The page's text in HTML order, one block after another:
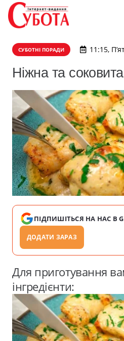
СУБОТНІ ПОРАДИ 11:15,
Ніжна та
ПІДПИШІТЬСЯ НА НАС В
ДОДАТИ ЗАРАЗ
Для приготування
інгредієнти: